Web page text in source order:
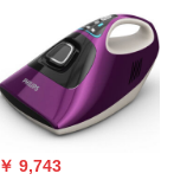
￥ 9,743